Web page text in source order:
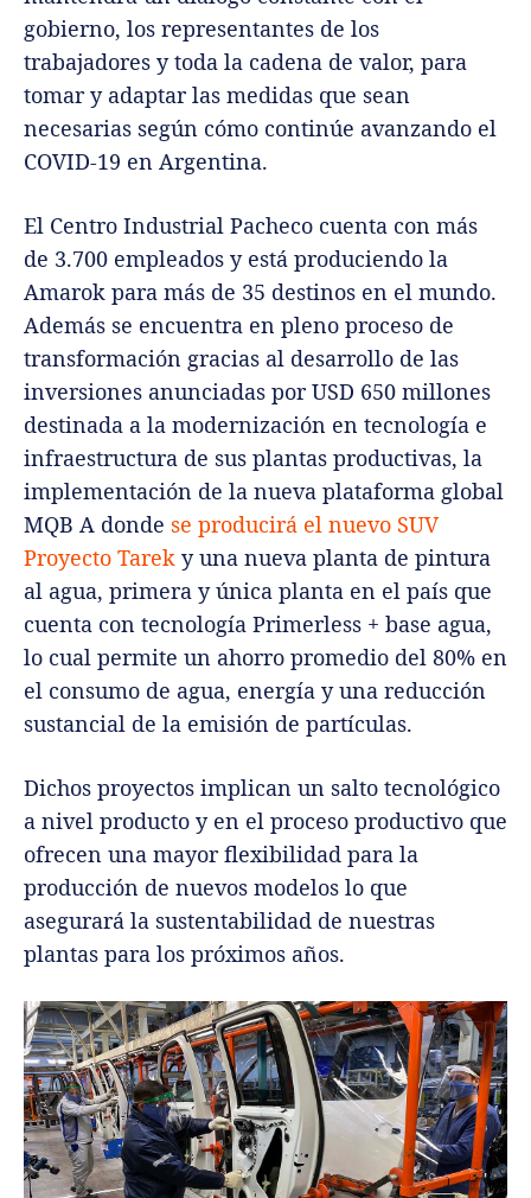
gobierno, los representantes de los
trabajadores y toda la cadena de valor, para
tomar y adaptar las medidas que sean
necesarias según cómo continúe avanzando el
COVID-19 en Argentina.
El Centro Industrial Pacheco cuenta con más
de 3.700 empleados y está produciendo la
Amarok para más de 35 destinos en el mundo.
Además se encuentra en pleno proceso de
transformación gracias al desarrollo de las
inversiones anunciadas por USD 650 millones
destinada a la modernización en tecnología e
infraestructura de sus plantas productivas, la
implementación de la nueva plataforma global
MQB A donde se producirá el nuevo SUV
Proyecto Tarek y una nueva planta de pintura
al agua, primera y única planta en el país que
cuenta con tecnología Primerless + base agua,
lo cual permite un ahorro promedio del 80% en
el consumo de agua, energía y una reducción
sustancial de la emisión de partículas.
Dichos proyectos implican un salto tecnológico
a nivel producto y en el proceso productivo que
ofrecen una mayor flexibilidad para la
producción de nuevos modelos lo que
asegurará la sustentabilidad de nuestras
plantas para los próximos años.